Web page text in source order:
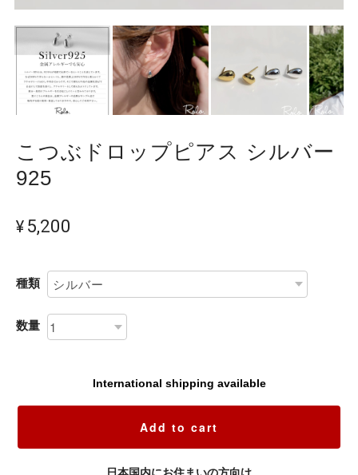
こつぶドロップピアス シルバー
925
¥5,200
種類
数量
International shipping available
Add to cart
日本国内にお住まいの方向け